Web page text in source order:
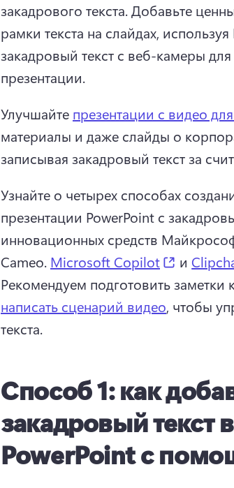
закадрового текста. Добавьте
рамки текста на слайдах,
закадровый текст с веб-камеры
презентации.
Улучшайте презентации с видео
материалы и даже слайды о
записывая закадровый текст за
Узнайте о четырех способах
презентации PowerPoint с
инновационных средств
Cameo. Microsoft Copilot (opens
и
Рекомендуем подготовить заметки
написать сценарий видео, чтобы
текста.
Способ 1: как
закадровый текст
PowerPoint с